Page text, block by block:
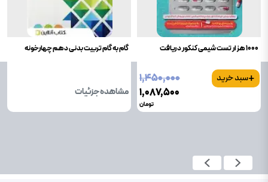
1000 هزار تست شیمی کنکور دریافت
+سبد خرید
۱٬۴۵۰٬۰۰۰
۱٬۰۸۷٬۵۰۰
تومان
گام به گام تربیت بدنی دهم چهارخونه
مشاهده جزئیات